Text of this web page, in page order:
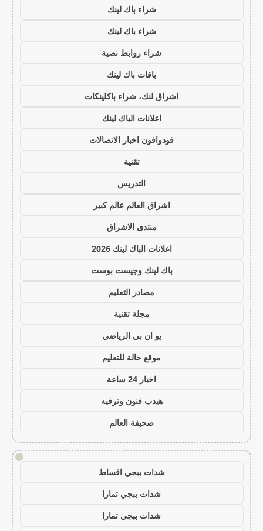
شراء باك لينك
شراء باك لينك
شراء روابط نصية
باقات باك لينك
اشراق لنك، شراء باكلينكات
اعلانات الباك لينك
فودوافون اخبار الاتصالات
تقنية
التدريس
اشراق العالم عالم كبير
منتدى الاشراق
اعلانات الباك لينك 2026
باك لينك وجيست بوست
مصادر التعليم
مجلة تقنية
يو ان بي الرياضي
موقع حالة للتعليم
اخبار 24 ساعة
هيدب فنون وترفيه
صحيفة العالم
!
شدات ببجي اقساط
شدات ببجي تمارا
شدات ببجي تمارا